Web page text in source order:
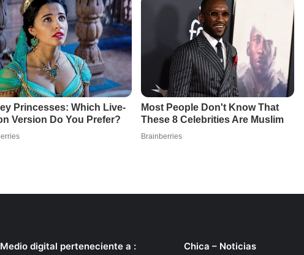
Medio digital perteneciente a : Chica – Noticias